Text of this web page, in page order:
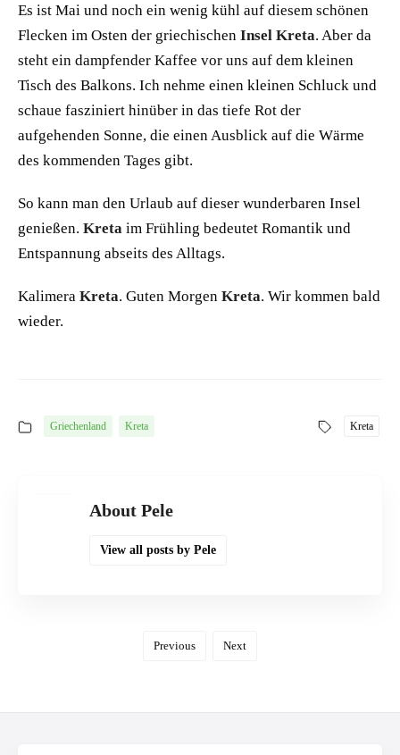
Es ist Mai und noch ein wenig kühl auf diesem schönen
Flecken im Osten der griechischen Insel Kreta. Aber da
steht ein dampfender Kaffee vor uns auf dem kleinen
Tisch des Balkons. Ich nehme einen kleinen Schluck und
schaue fasziniert hinüber in das tiefe Rot der
aufgehenden Sonne, die einen Ausblick auf die Wärme
des kommenden Tages gibt.
So kann man den Urlaub auf dieser wunderbaren Insel
genießen. Kreta im Frühling bedeutet Romantik und
Entspannung abseits des Alltags.
Kalimera Kreta. Guten Morgen Kreta. Wir kommen bald
wieder.
Griechenland Kreta Kreta
About Pele
View all posts by Pele
Previous Next